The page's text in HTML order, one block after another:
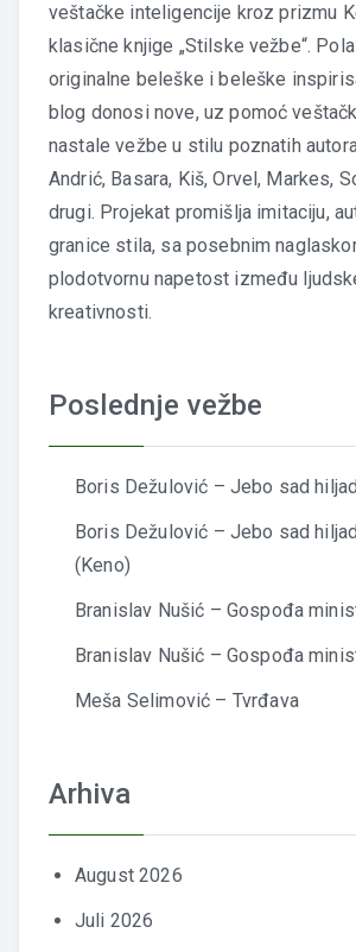
veštačke inteligencije kroz prizmu
klasične knjige „Stilske vežbe“.
originalne beleške i beleške
blog donosi nove, uz pomoć
nastale vežbe u stilu poznatih
Andrić, Basara, Kiš, Orvel, Markes,
drugi. Projekat promišlja imitaciju,
granice stila, sa posebnim
plodotvornu napetost između
kreativnosti.
Poslednje vežbe
Boris Dežulović – Jebo sad
Boris Dežulović – Jebo sad
(Keno)
Branislav Nušić – Gospođa
Branislav Nušić – Gospođa
Meša Selimović – Tvrđava
Arhiva
August 2026
Juli 2026